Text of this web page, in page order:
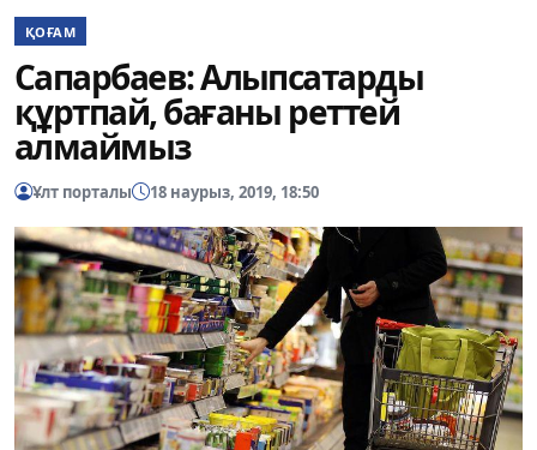
ҚОҒАМ
Сапарбаев: Алыпсатарды
құртпай, бағаны реттей
алмаймыз
Ұлт порталы 18 наурыз, 2019, 18:50